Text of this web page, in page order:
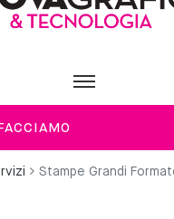
Stampe Grandi